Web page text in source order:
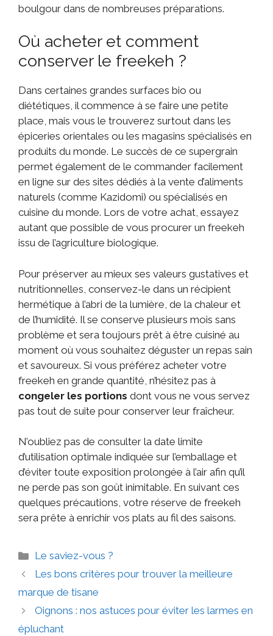
boulgour dans de nombreuses préparations.
Où acheter et comment
conserver le freekeh ?
Dans certaines grandes surfaces bio ou
diététiques, il commence à se faire une petite
place, mais vous le trouverez surtout dans les
épiceries orientales ou les magasins spécialisés en
produits du monde. Le succès de ce supergrain
permet également de le commander facilement
en ligne sur des sites dédiés à la vente d’aliments
naturels (comme Kazidomi) ou spécialisés en
cuisine du monde. Lors de votre achat, essayez
autant que possible de vous procurer un freekeh
issu de l’agriculture biologique.
Pour préserver au mieux ses valeurs gustatives et
nutritionnelles, conservez-le dans un récipient
hermétique à l’abri de la lumière, de la chaleur et
de l’humidité. Il se conserve plusieurs mois sans
problème et sera toujours prêt à être cuisiné au
moment où vous souhaitez déguster un repas sain
et savoureux. Si vous préférez acheter votre
freekeh en grande quantité, n’hésitez pas à
congeler les portions dont vous ne vous servez
pas tout de suite pour conserver leur fraîcheur.
N’oubliez pas de consulter la date limite
d’utilisation optimale indiquée sur l’emballage et
d’éviter toute exposition prolongée à l’air afin qu’il
ne perde pas son goût inimitable. En suivant ces
quelques précautions, votre réserve de freekeh
sera prête à enrichir vos plats au fil des saisons.
Le saviez-vous ?
Les bons critères pour trouver la meilleure
marque de tisane
Oignons : nos astuces pour éviter les larmes en
épluchant